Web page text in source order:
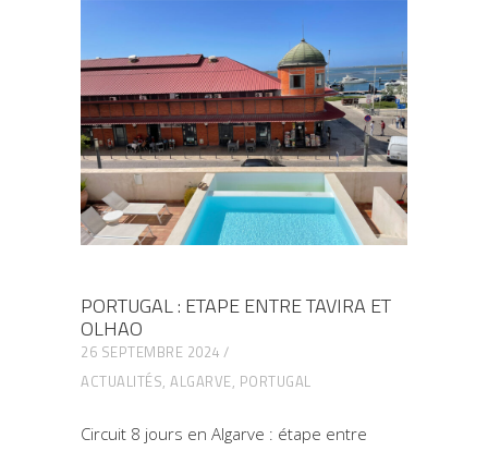
PORTUGAL : ETAPE ENTRE TAVIRA ET
OLHAO
26 SEPTEMBRE 2024
ACTUALITÉS, ALGARVE, PORTUGAL
Circuit 8 jours en Algarve : étape entre